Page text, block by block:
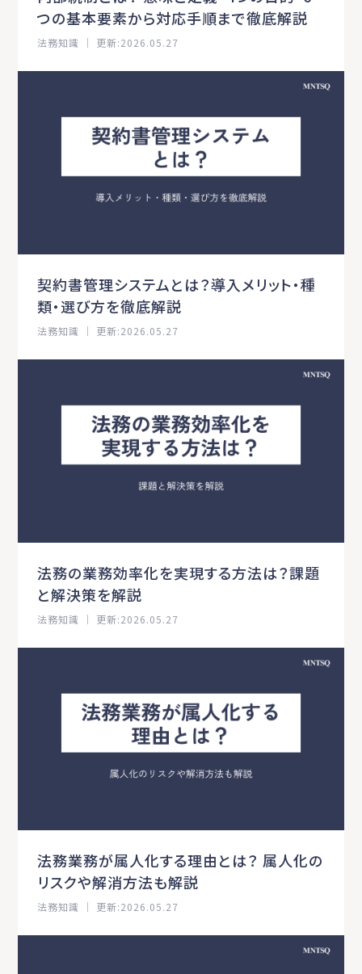
つの基本要素から対応手順まで徹底解説
法務知識 ｜ 更新:2026.05.27
契約書管理システムとは？導入メリット・種
類・選び方を徹底解説
法務知識 ｜ 更新:2026.05.27
法務の業務効率化を実現する方法は？課題
と解決策を解説
法務知識 ｜ 更新:2026.05.27
法務業務が属人化する理由とは？ 属人化の
リスクや解消方法も解説
法務知識 ｜ 更新:2026.05.27